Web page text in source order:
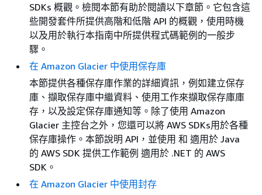
SDKs 概觀。檢閱本節有助於閱讀以下章節。它包含這
些開發套件所提供高階和低階 API 的概觀，使用時機
以及用於執行本指南中所提供程式碼範例的一般步
驟。
在 Amazon Glacier 中使用保存庫
本節提供各種保存庫作業的詳細資訊，例如建立保存
庫、擷取保存庫中繼資料、使用工作來擷取保存庫庫
存，以及設定保存庫通知等。除了使用 Amazon
Glacier 主控台之外，您還可以將 AWS SDKs用於各種
保存庫操作。本節說明 API，並使用 和 適用於 Java
的 AWS SDK 提供工作範例 適用於 .NET 的 AWS
SDK。
在 Amazon Glacier 中使用封存